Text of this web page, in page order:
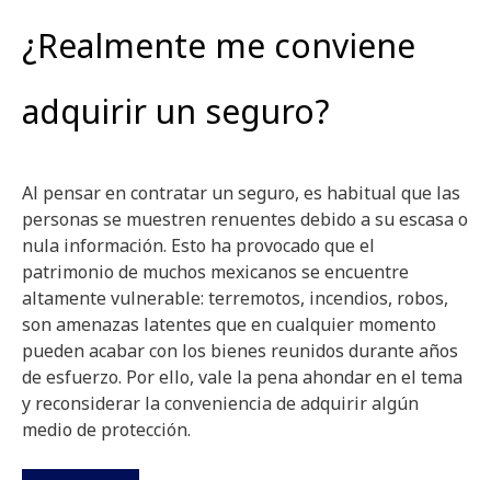
¿Realmente me conviene
adquirir un seguro?
Al pensar en contratar un seguro, es habitual que las
personas se muestren renuentes debido a su escasa o
nula información. Esto ha provocado que el
patrimonio de muchos mexicanos se encuentre
altamente vulnerable: terremotos, incendios, robos,
son amenazas latentes que en cualquier momento
pueden acabar con los bienes reunidos durante años
de esfuerzo. Por ello, vale la pena ahondar en el tema
y reconsiderar la conveniencia de adquirir algún
medio de protección.